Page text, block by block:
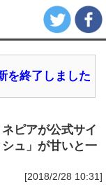
を終了しました
ピアが公式サイ
ュ」が甘いと一
[2018/2/28 10:31]